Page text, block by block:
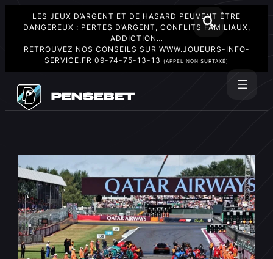
LES JEUX D’ARGENT ET DE HASARD PEUVENT ÊTRE
DANGEREUX : PERTES D’ARGENT, CONFLITS FAMILIAUX,
ADDICTION…
RETROUVEZ NOS CONSEILS SUR WWW.JOUEURS-INFO-
SERVICE.FR 09-74-75-13-13 (APPEL NON SURTAXÉ)
contenu